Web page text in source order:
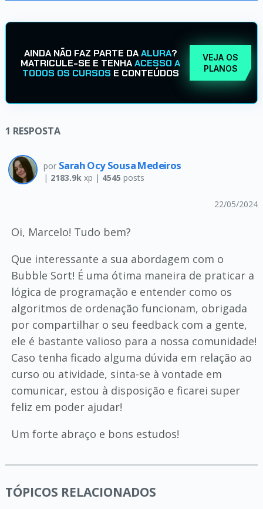
AINDA NÃO FAZ PARTE DAALURA?
MATRICULE-SE E TENHAACESSO A
TODOS OS CURSOS E CONTEÚDOS
VEJA OS
PLANOS
1 RESPOSTA
por Sarah Ocy Sousa Medeiros
| 2183.9kxp | 4545 posts
22/05/2024
Oi, Marcelo! Tudo bem?
Que interessante a sua abordagem com o
Bubble Sort! É uma ótima maneira de praticar a
lógica de programação e entender como os
algoritmos de ordenação funcionam, obrigada
por compartilhar o seu feedback com a gente,
ele é bastante valioso para a nossa comunidade!
Caso tenha ficado alguma dúvida em relação ao
curso ou atividade, sinta-se à vontade em
comunicar, estou à disposição e ficarei super
feliz em poder ajudar!
Um forte abraço e bons estudos!
TÓPICOS RELACIONADOS